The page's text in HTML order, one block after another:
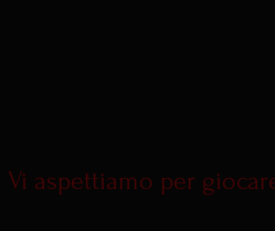
Vi aspettiamo per